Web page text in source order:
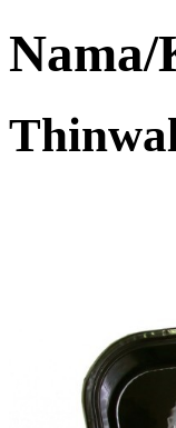
Nama/